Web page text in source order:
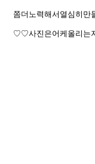
쫌더노력해서열심히만
♡♡사진은어케올리는